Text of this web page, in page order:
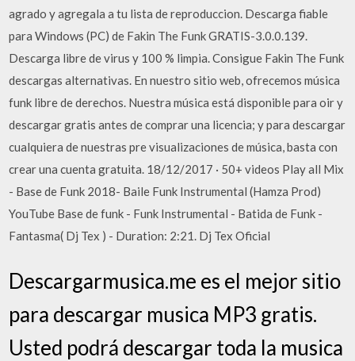
agrado y agregala a tu lista de reproduccion. Descarga fiable
para Windows (PC) de Fakin The Funk GRATIS-3.0.0.139.
Descarga libre de virus y 100 % limpia. Consigue Fakin The Funk
descargas alternativas. En nuestro sitio web, ofrecemos música
funk libre de derechos. Nuestra música está disponible para oir y
descargar gratis antes de comprar una licencia; y para descargar
cualquiera de nuestras pre visualizaciones de música, basta con
crear una cuenta gratuita. 18/12/2017 · 50+ videos Play all Mix
- Base de Funk 2018- Baile Funk Instrumental (Hamza Prod)
YouTube Base de funk - Funk Instrumental - Batida de Funk -
Fantasma( Dj Tex ) - Duration: 2:21. Dj Tex Oficial
Descargarmusica.me es el mejor sitio
para descargar musica MP3 gratis.
Usted podrá descargar toda la musica